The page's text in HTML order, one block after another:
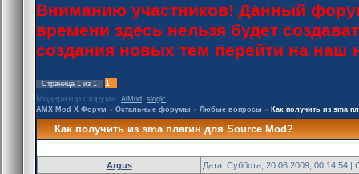
Вниманию участников! Данный
времени здесь нельзя будет
создания новых тем перейти на
Страница 1 из 1
1
Модератор форума: AlMod
slogic
AMX Mod X Форум » Остальные форумы » Любые вопросы » Как получить из sma
Как получить из sma плагин для Source Mod?
Argus Дата: Суббота, 20.06.2009, 00:14:54